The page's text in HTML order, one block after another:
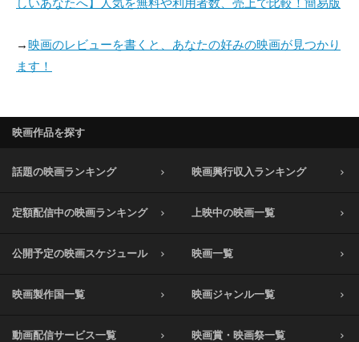
しいあなたへ】人気を無料や利用者数、売上で比較！簡易版
→映画のレビューを書くと、あなたの好みの映画が見つかり
ます！
映画作品を探す
話題の映画ランキング 映画興行収入ランキング
定額配信中の映画ランキング 上映中の映画一覧
公開予定の映画スケジュール 映画一覧
映画製作国一覧 映画ジャンル一覧
動画配信サービス一覧 映画賞・映画祭一覧